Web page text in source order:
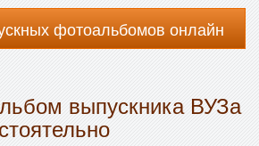
фотоальбомов онлайн
выпускника ВУЗа